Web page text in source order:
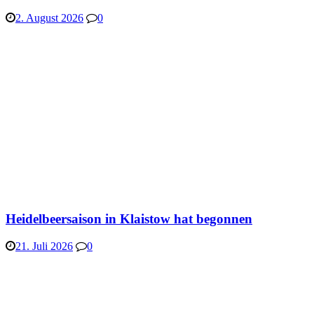
2. August 2026 0
Heidelbeersaison in Klaistow hat begonnen
21. Juli 2026 0